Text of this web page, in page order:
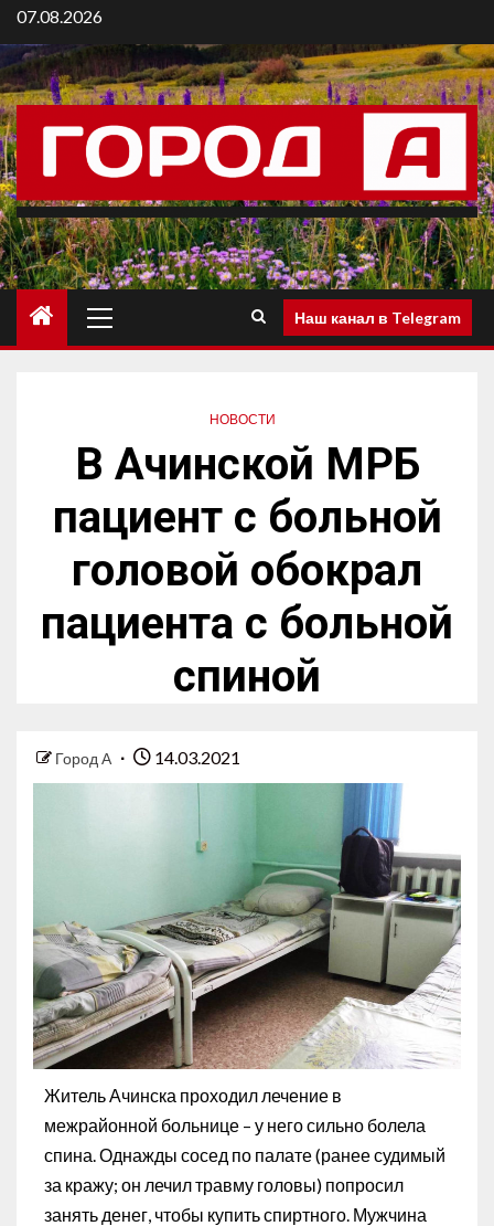
07.08.2026
Наш канал в Telegram
НОВОСТИ
В Ачинской МРБ
пациент с больной
головой обокрал
пациента с больной
спиной
Город А 14.03.2021
Житель Ачинска проходил лечение в
межрайонной больнице – у него сильно болела
спина. Однажды сосед по палате (ранее судимый
за кражу; он лечил травму головы) попросил
занять денег, чтобы купить спиртного. Мужчина